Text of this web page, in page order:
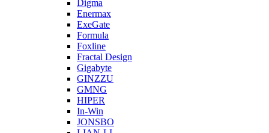
Digma
Enermax
ExeGate
Formula
Foxline
Fractal Design
Gigabyte
GINZZU
GMNG
HIPER
In-Win
JONSBO